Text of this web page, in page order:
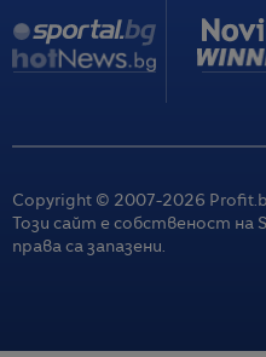
Copyright © 2007-2026
Този сайт е собственост на
права са запазени.